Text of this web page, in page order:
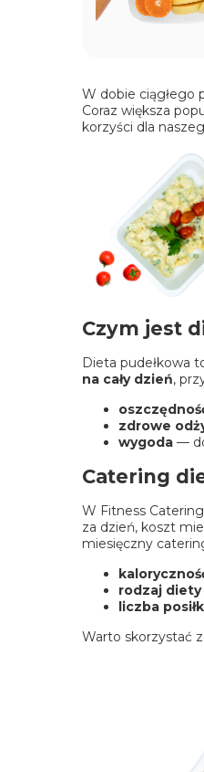
W dobie ciągłego
Coraz większa
korzyści dla
Czym jest
Dieta pudełkowa
na cały dzień,
zdrowe
wygoda —
Catering
W Fitness Catering
za dzień, koszt
miesięczny
rodzaj diety
liczba
Warto skorzystać z